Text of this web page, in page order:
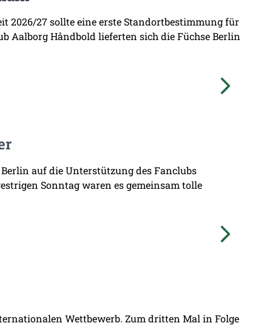
2026/27 sollte eine erste Standortbestimmung für
Aalborg Håndbold lieferten sich die Füchse Berlin
auf die Unterstützung des Fanclubs
Sonntag waren es gemeinsam tolle
Wettbewerb. Zum dritten Mal in Folge